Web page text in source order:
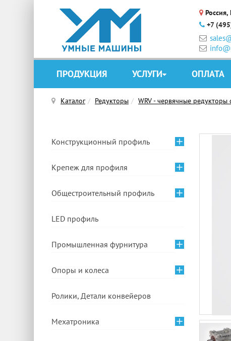
+7
ПРОДУКЦИЯ УСЛУГИ ОПЛАТА
Каталог Редукторы WRV - червячные
Конструкционный профиль
Крепеж для профиля
Общестроительный профиль
LED профиль
Промышленная фурнитура
Опоры и колеса
Ролики, Детали конвейеров
Мехатроника